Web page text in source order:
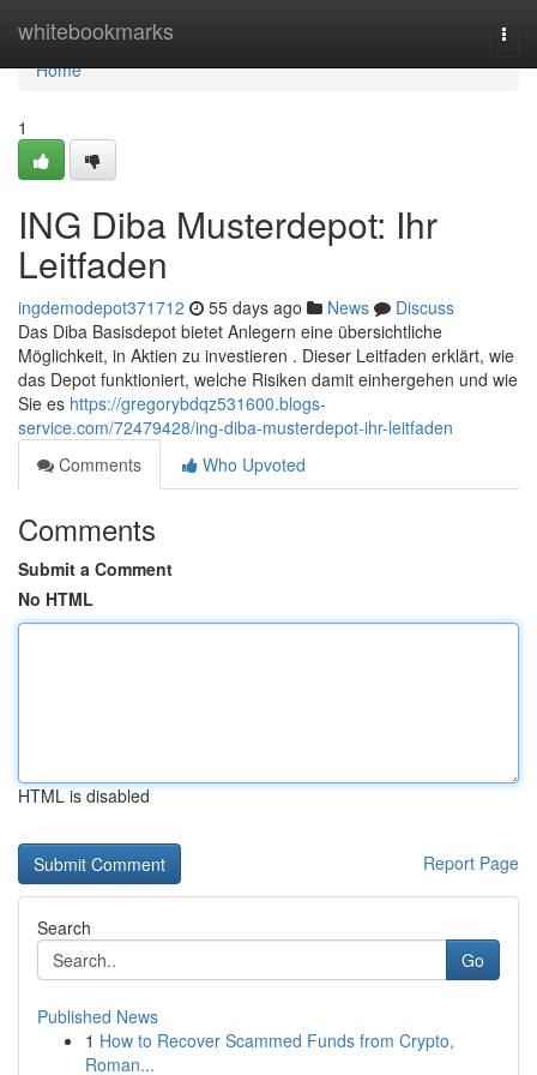
whitebookmarks
Home
Home
1
ING Diba Musterdepot: Ihr
Leitfaden
ingdemodepot371712 55 days ago News
Discuss
Das Diba Basisdepot bietet Anlegern eine übersichtliche
Möglichkeit, in Aktien zu investieren . Dieser Leitfaden erklärt, wie
das Depot funktioniert, welche Risiken damit einhergehen und wie
Sie es https://gregorybdqz531600.blogs-
service.com/72479428/ing-diba-musterdepot-ihr-leitfaden
Comments
Who Upvoted
Comments
Submit a Comment
No HTML
HTML is disabled
Report Page
Search
Go
Published News
1 How to Recover Scammed Funds from Crypto,
Roman...